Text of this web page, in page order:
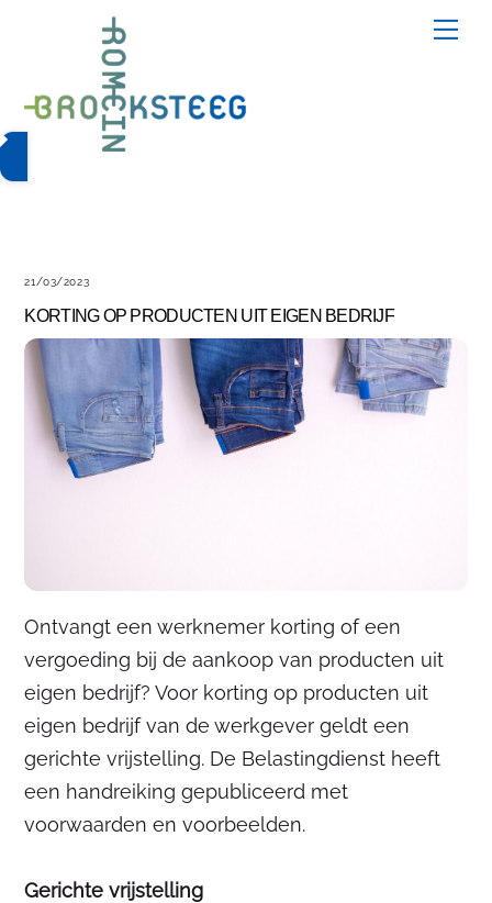
21/03/2023
KORTING OP PRODUCTEN UIT EIGEN BEDRIJF
Ontvangt een werknemer korting of een
vergoeding bij de aankoop van producten uit
eigen bedrijf? Voor korting op producten uit
eigen bedrijf van de werkgever geldt een
gerichte vrijstelling. De Belastingdienst heeft
een handreiking gepubliceerd met
voorwaarden en voorbeelden.
Gerichte vrijstelling